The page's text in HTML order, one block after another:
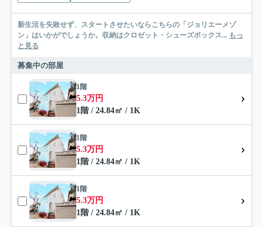
新生活を失敗せず、スタートさせたいならこちらの「ジョリエーメゾ
ン」はいかがでしょうか。収納はクロゼット・シューズボックス... もっ
と見る
募集中の部屋
1階
5.3万円
1階 / 24.84㎡ / 1K
1階
5.3万円
1階 / 24.84㎡ / 1K
1階
5.3万円
1階 / 24.84㎡ / 1K